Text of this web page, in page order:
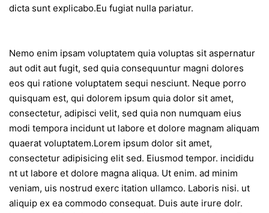
dicta sunt explicabo.Eu fugiat nulla pariatur.
Nemo enim ipsam voluptatem quia voluptas sit aspernatur
aut odit aut fugit, sed quia consequuntur magni dolores
eos qui ratione voluptatem sequi nesciunt. Neque porro
quisquam est, qui dolorem ipsum quia dolor sit amet,
consectetur, adipisci velit, sed quia non numquam eius
modi tempora incidunt ut labore et dolore magnam aliquam
quaerat voluptatem.Lorem ipsum dolor sit amet,
consectetur adipisicing elit sed. Eiusmod tempor. incididu
nt ut labore et dolore magna aliqua. Ut enim. ad minim
veniam, uis nostrud exerc itation ullamco. Laboris nisi. ut
aliquip ex ea commodo consequat. Duis aute irure dolr.